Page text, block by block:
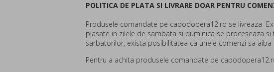
POLITICA DE PLATA SI LIVRARE DOAR PENTRU
Produsele comandate pe capodopera12.ro se livreaza
plasate in zilele de sambata si duminica se proceseaza
sarbatorilor, exista posibilitatea ca unele comenzi sa
Pentru a achita produsele comandate pe